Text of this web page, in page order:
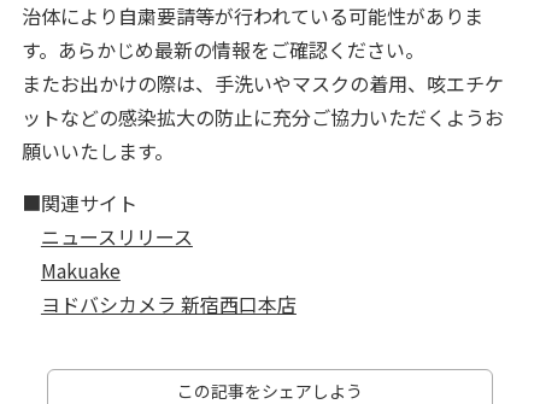
治体により自粛要請等が行われている可能性がありま
す。あらかじめ最新の情報をご確認ください。
またお出かけの際は、手洗いやマスクの着用、咳エチケ
ットなどの感染拡大の防止に充分ご協力いただくようお
願いいたします。
■関連サイト
ニュースリリース
Makuake
ヨドバシカメラ 新宿西口本店
この記事をシェアしよう